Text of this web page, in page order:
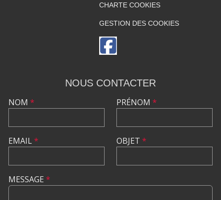
CHARTE COOKIES
GESTION DES COOKIES
NOUS CONTACTER
NOM *
EMAIL*
PRÉNOM *
OBJET *
MESSAGE *